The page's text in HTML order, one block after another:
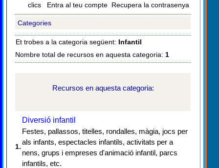
clics
Entra al teu compte Recupera la contrasenya
Categories
Et trobes a la categoria següent: Infantil
Nombre total de recursos en aquesta categoria: 1
Recursos en aquesta categoria:
1.
Diversió infantil
Festes, pallassos, titelles, rondalles, màgia, jocs per
als infants, espectacles infantils, activitats per a
nens, grups i empreses d'animació infantil, parcs
infantils, etc.